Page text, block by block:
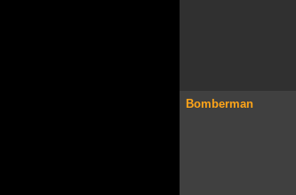
Bomberman